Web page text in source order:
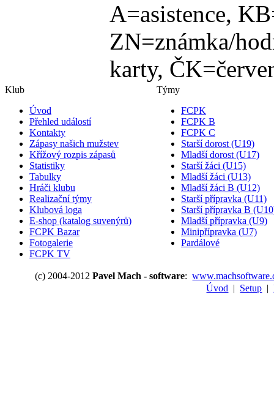
A=asistence,
ZN=známka/
karty,
Klub
Úvod
Přehled událostí
Kontakty
Zápasy našich mužstev
Křížový rozpis zápasů
Statistiky
Tabulky
Hráči klubu
Realizační týmy
Klubová loga
E-shop (katalog suvenýrů)
FCPK Bazar
Fotogalerie
FCPK TV
Týmy
FCPK
FCPK B
FCPK C
Starší dorost (U19)
Mladší dorost (U17)
Starší žáci (U15)
Mladší žáci (U13)
Mladší žáci B (U12)
Starší přípravka (U11)
Starší přípravka B
Mladší přípravka (U9)
Minipřípravka (U7)
Pardálové
(c) 2004-2012Pavel Mach - software:
Úvod | Setup |